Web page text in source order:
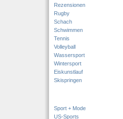
Rezensionen
Rugby
Schach
Schwimmen
Tennis
Volleyball
Wassersport
Wintersport
Eiskunstlauf
Skispringen
Sport + Mode
US-Sports